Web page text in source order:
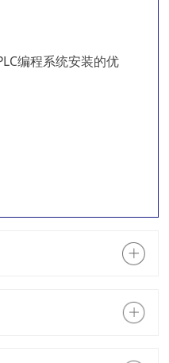
编程系统安装的优